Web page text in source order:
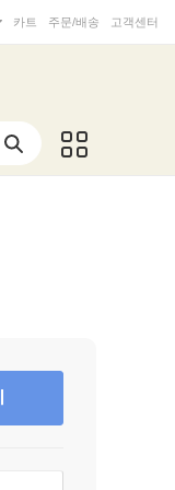
카트 주문/배송 고객센터